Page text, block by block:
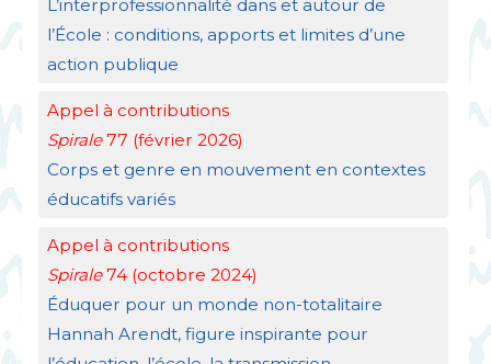
L’interprofessionnalité dans et autour de
l’École : conditions, apports et limites d’une
action publique
Appel à contributions
Spirale77 (février 2026)
Corps et genre en mouvement en contextes
éducatifs variés
Appel à contributions
Spirale74 (octobre 2024)
Éduquer pour un monde non-totalitaire
Hannah Arendt, figure inspirante pour